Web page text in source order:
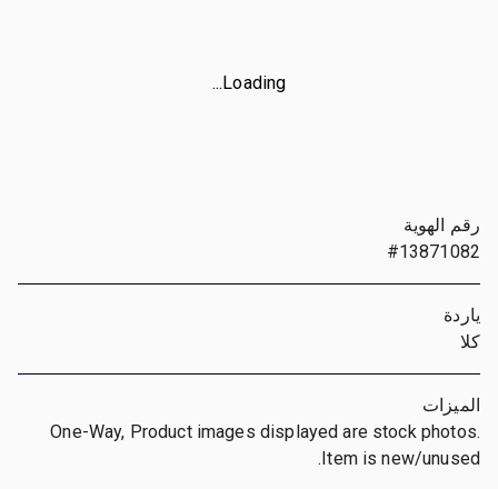
Loading...
رقم الهوية
#13871082
ياردة
كلا
الميزات
One-Way, Product images displayed are stock photos.
Item is new/unused.